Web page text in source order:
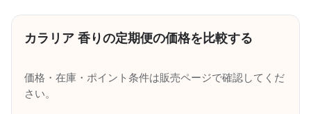
カラリア 香りの定期便の価格を比較する
価格・在庫・ポイント条件は販売ページで確認してくだ
さい。